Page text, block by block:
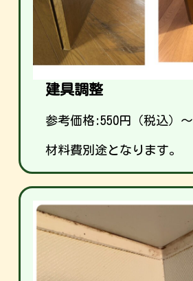
建具調整
参考価格:550円（税込）～
材料費別途となります。